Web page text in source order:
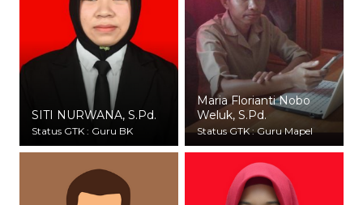
SITI NURWANA, S.Pd.
Status GTK : Guru BK
Maria Florianti Nobo
Weluk, S.Pd.
Status GTK : Guru Mapel